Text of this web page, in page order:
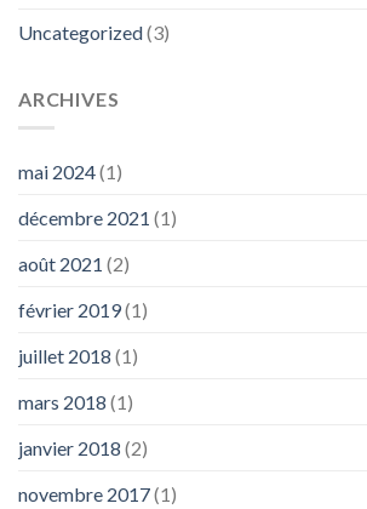
Uncategorized(3)
ARCHIVES
mai 2024(1)
décembre 2021 (1)
août 2021 (2)
février 2019(1)
juillet 2018 (1)
mars 2018 (1)
janvier 2018 (2)
novembre 2017(1)